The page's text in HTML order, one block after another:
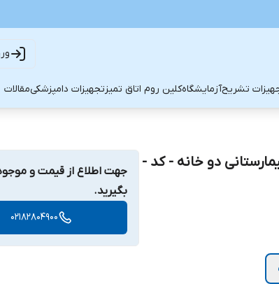
تشریحآزمایشگاهکلین روم اتاق تمیزتجهیزات دامپزشکیمقالات
دو خانه - کد -
جهت اطلاع از قیمت و
بگیرید.
02182804900